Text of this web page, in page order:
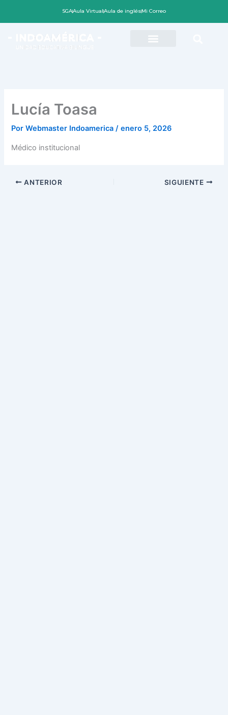
SGAAula VirtualAula de inglésMi Correo
Lucía Toasa
PorWebmaster Indoamerica/enero 5, 2026
Médico institucional
ANTERIOR SIGUIENTE